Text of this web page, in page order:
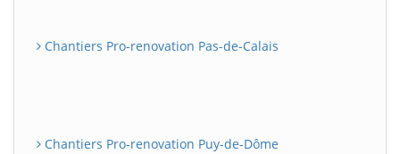
Chantiers Pro-renovation Pas-de-Calais
Chantiers Pro-renovation Puy-de-Dôme